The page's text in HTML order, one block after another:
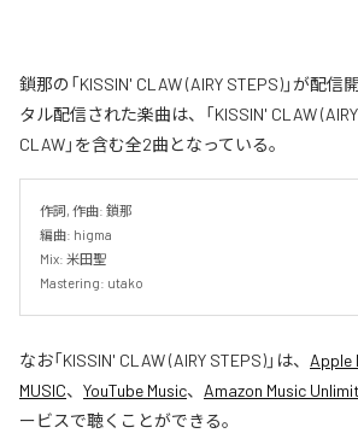
鎖那の「KISSIN' CLAW (AIRY STEPS)」が配
タル配信された楽曲は、「KISSIN' CLAW (AIRY
CLAW」を含む全2曲となっている。
作詞, 作曲: 鎖那
編曲: higma
Mix: 米田聖
Mastering: utako
なお「KISSIN' CLAW (AIRY STEPS)」は、 Apple
MUSIC、 YouTube Music、 Amazon Music
ービスで聴くことができる。